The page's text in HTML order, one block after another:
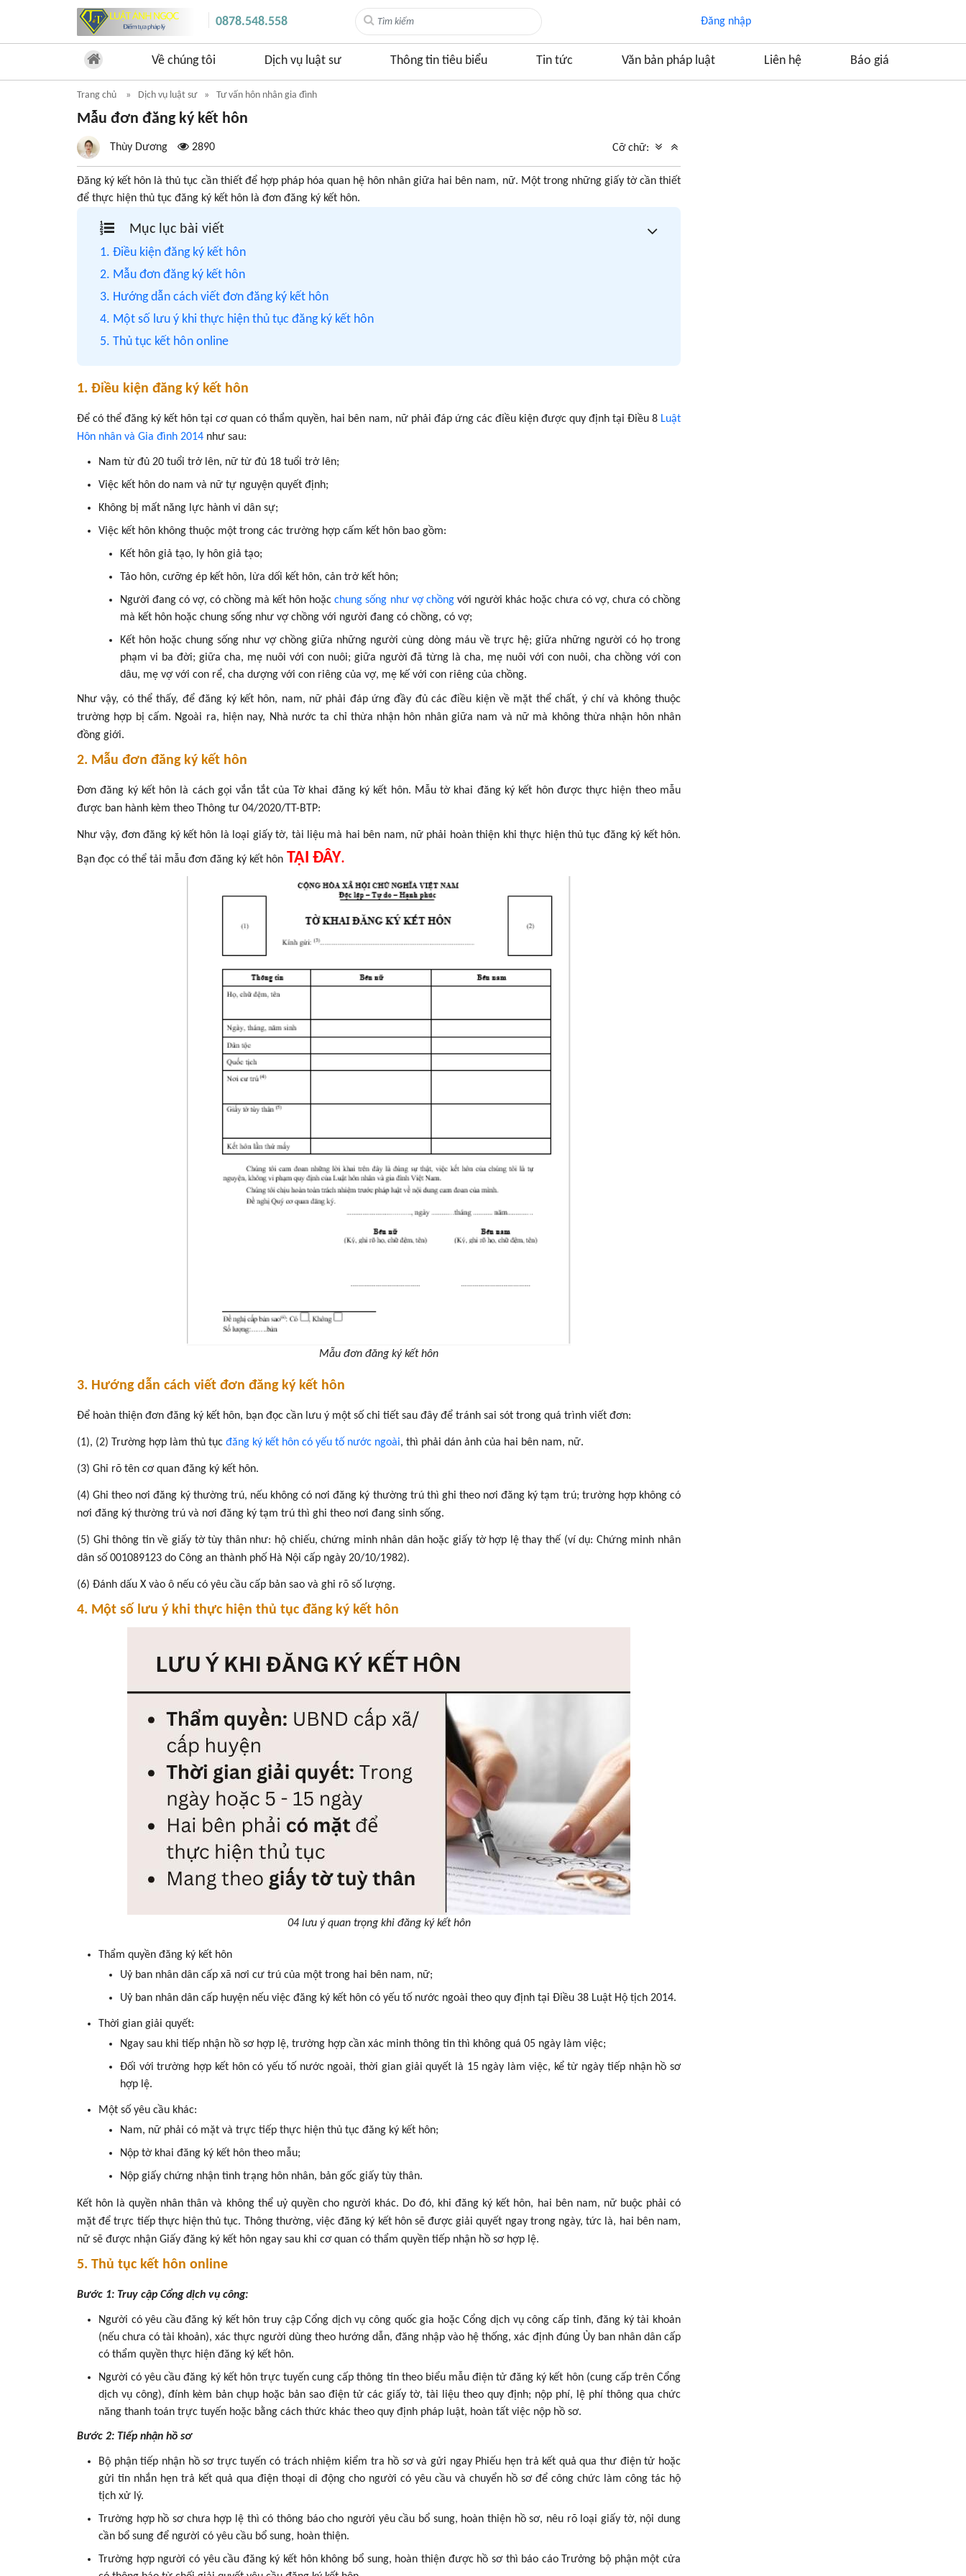
0878.548.558 Đăng nhập
Về chúng tôi Dịch vụ luật sư Thông tin tiêu biểu Tin tức Văn bản pháp luật Liên hệ Báo giá
Trang chủ Dịch vụ luật sư Tư vấn hôn nhân gia đình
Mẫu đơn đăng ký kết hôn
Thùy Dương 2890 Cỡ chữ:
Đăng ký kết hôn là thủ tục cần thiết để hợp pháp hóa quan hệ hôn nhân giữa hai bên nam, nữ. Một trong những giấy tờ cần thiết
để thực hiện thủ tục đăng ký kết hôn là đơn đăng ký kết hôn.
Mục lục bài viết
1. Điều kiện đăng ký kết hôn
2. Mẫu đơn đăng ký kết hôn
3. Hướng dẫn cách viết đơn đăng ký kết hôn
4. Một số lưu ý khi thực hiện thủ tục đăng ký kết hôn
5. Thủ tục kết hôn online
1. Điều kiện đăng ký kết hôn
Để có thể đăng ký kết hôn tại cơ quan có thẩm quyền, hai bên nam, nữ phải đáp ứng các điều kiện được quy định tại Điều 8 Luật
Hôn nhân và Gia đình 2014 như sau:
Nam từ đủ 20 tuổi trở lên, nữ từ đủ 18 tuổi trở lên;
Việc kết hôn do nam và nữ tự nguyện quyết định;
Không bị mất năng lực hành vi dân sự;
Việc kết hôn không thuộc một trong các trường hợp cấm kết hôn bao gồm:
Kết hôn giả tạo, ly hôn giả tạo;
Tảo hôn, cưỡng ép kết hôn, lừa dối kết hôn, cản trở kết hôn;
Người đang có vợ, có chồng mà kết hôn hoặcchung sống như vợ chồngvới người khác hoặc chưa có vợ, chưa có chồng
mà kết hôn hoặc chung sống như vợ chồng với người đang có chồng, có vợ;
Kết hôn hoặc chung sống như vợ chồng giữa những người cùng dòng máu về trực hệ; giữa những người có họ trong
phạm vi ba đời; giữa cha, mẹ nuôi với con nuôi; giữa người đã từng là cha, mẹ nuôi với con nuôi, cha chồng với con
dâu, mẹ vợ với con rể, cha dượng với con riêng của vợ, mẹ kế với con riêng của chồng.
Như vậy, có thể thấy, để đăng ký kết hôn, nam, nữ phải đáp ứng đầy đủ các điều kiện về mặt thể chất, ý chí và không thuộc
trường hợp bị cấm. Ngoài ra, hiện nay, Nhà nước ta chỉ thừa nhận hôn nhân giữa nam và nữ mà không thừa nhận hôn nhân
đồng giới.
2. Mẫu đơn đăng ký kết hôn
Đơn đăng ký kết hôn là cách gọi vắn tắt của Tờ khai đăng ký kết hôn. Mẫu tờ khai đăng ký kết hôn được thực hiện theo mẫu
được ban hành kèm theo Thông tư 04/2020/TT-BTP:
Như vậy, đơn đăng ký kết hôn là loại giấy tờ, tài liệu mà hai bên nam, nữ phải hoàn thiện khi thực hiện thủ tục đăng ký kết hôn.
Bạn đọc có thể tải mẫu đơn đăng ký kết hôn TẠI ĐÂY.
Mẫu đơn đăng ký kết hôn
3. Hướng dẫn cách viết đơn đăng ký kết hôn
Để hoàn thiện đơn đăng ký kết hôn, bạn đọc cần lưu ý một số chi tiết sau đây để tránh sai sót trong quá trình viết đơn:
(1), (2) Trường hợp làm thủ tục đăng ký kết hôn có yếu tố nước ngoài, thì phải dán ảnh của hai bên nam, nữ.
(3) Ghi rõ tên cơ quan đăng ký kết hôn.
(4) Ghi theo nơi đăng ký thường trú, nếu không có nơi đăng ký thường trú thì ghi theo nơi đăng ký tạm trú; trường hợp không có
nơi đăng ký thường trú và nơi đăng ký tạm trú thì ghi theo nơi đang sinh sống.
(5) Ghi thông tin về giấy tờ tùy thân như: hộ chiếu, chứng minh nhân dân hoặc giấy tờ hợp lệ thay thế (ví dụ: Chứng minh nhân
dân số 001089123 do Công an thành phố Hà Nội cấp ngày 20/10/1982).
(6) Đánh dấu X vào ô nếu có yêu cầu cấp bản sao và ghi rõ số lượng.
4. Một số lưu ý khi thực hiện thủ tục đăng ký kết hôn
04 lưu ý quan trọng khi đăng ký kết hôn
Thẩm quyền đăng ký kết hôn
Uỷ ban nhân dân cấp xã nơi cư trú của một trong hai bên nam, nữ;
Uỷ ban nhân dân cấp huyện nếu việc đăng ký kết hôn có yếu tố nước ngoài theo quy định tại Điều 38 Luật Hộ tịch 2014.
Thời gian giải quyết:
Ngay sau khi tiếp nhận hồ sơ hợp lệ, trường hợp cần xác minh thông tin thì không quá 05 ngày làm việc;
Đối với trường hợp kết hôn có yếu tố nước ngoài, thời gian giải quyết là 15 ngày làm việc, kể từ ngày tiếp nhận hồ sơ
hợp lệ.
Một số yêu cầu khác:
Nam, nữ phải có mặt và trực tiếp thực hiện thủ tục đăng ký kết hôn;
Nộp tờ khai đăng ký kết hôn theo mẫu;
Nộp giấy chứng nhận tình trạng hôn nhân, bản gốc giấy tùy thân.
Kết hôn là quyền nhân thân và không thể uỷ quyền cho người khác. Do đó, khi đăng ký kết hôn, hai bên nam, nữ buộc phải có
mặt để trực tiếp thực hiện thủ tục. Thông thường, việc đăng ký kết hôn sẽ được giải quyết ngay trong ngày, tức là, hai bên nam,
nữ sẽ được nhận Giấy đăng ký kết hôn ngay sau khi cơ quan có thẩm quyền tiếp nhận hồ sơ hợp lệ.
5. Thủ tục kết hôn online
Bước 1: Truy cập Cổng dịch vụ công:
Người có yêu cầu đăng ký kết hôn truy cập Cổng dịch vụ công quốc gia hoặc Cổng dịch vụ công cấp tỉnh, đăng ký tài khoản
(nếu chưa có tài khoản), xác thực người dùng theo hướng dẫn, đăng nhập vào hệ thống, xác định đúng Ủy ban nhân dân cấp
có thẩm quyền thực hiện đăng ký kết hôn.
Người có yêu cầu đăng ký kết hôn trực tuyến cung cấp thông tin theo biểu mẫu điện tử đăng ký kết hôn (cung cấp trên Cổng
dịch vụ công), đính kèm bản chụp hoặc bản sao điện tử các giấy tờ, tài liệu theo quy định; nộp phí, lệ phí thông qua chức
năng thanh toán trực tuyến hoặc bằng cách thức khác theo quy định pháp luật, hoàn tất việc nộp hồ sơ.
Bước 2: Tiếp nhận hồ sơ
Bộ phận tiếp nhận hồ sơ trực tuyến có trách nhiệm kiểm tra hồ sơ và gửi ngay Phiếu hẹn trả kết quả qua thư điện tử hoặc
gửi tin nhắn hẹn trả kết quả qua điện thoại di động cho người có yêu cầu và chuyển hồ sơ để công chức làm công tác hộ
tịch xử lý.
Trường hợp hồ sơ chưa hợp lệ thì có thông báo cho người yêu cầu bổ sung, hoàn thiện hồ sơ, nêu rõ loại giấy tờ, nội dung
cần bổ sung để người có yêu cầu bổ sung, hoàn thiện.
Trường hợp người có yêu cầu đăng ký kết hôn không bổ sung, hoàn thiện được hồ sơ thì báo cáo Trưởng bộ phận một cửa